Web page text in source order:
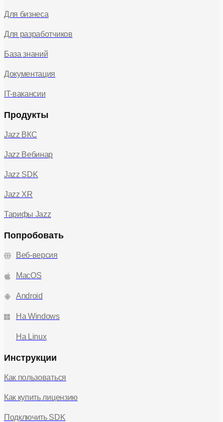
Для бизнеса
Для разработчиков
База знаний
Документация
IT-вакансии
Продукты
Jazz ВКС
Jazz Вебинар
Jazz SDK
Jazz XR
Тарифы Jazz
Попробовать
Веб-версия
MacOS
Android
На Windows
На Linux
Инструкции
Как пользоваться
Как купить лицензию
Подключить SDK